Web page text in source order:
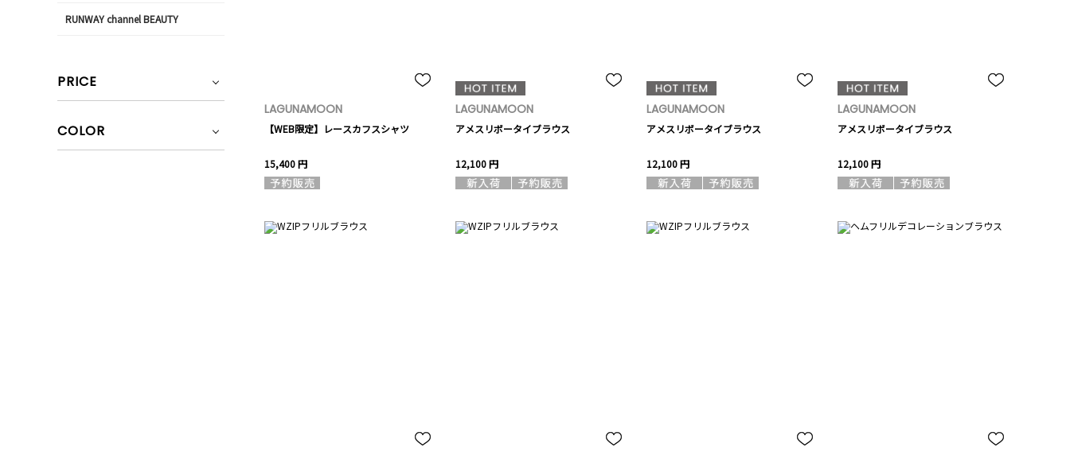
LAGUNAMOON
【WEB限定】レースカフスシャツ
15,400 円
LAGUNAMOON
アメスリボータイブラウス
12,100 円
LAGUNAMOON
アメスリボータイブラウス
12,100 円
LAGUNAMOON
アメスリボータイブラウス
12,100 円
RUNWAY channel BEAUTY
PRICE
COLOR